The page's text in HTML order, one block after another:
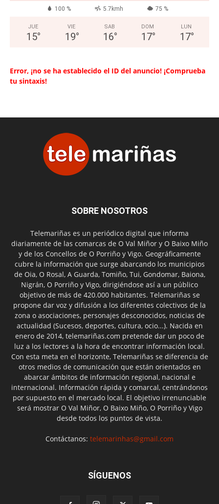
100 % 5.7kmh 75 %
JUE
15°
VIE
19°
SAB
16°
DOM
17°
LUN
17°
Error, ¡no se ha establecido el ID del anuncio! ¡Comprueba
tu sintaxis!
SOBRE NOSOTROS
Telemariñas es un periódico digital que informa
diariamente de las comarcas de O Val Miñor y O Baixo Miño
y de los Concellos de O Porriño y Vigo. Geográficamente
cubre la información que surge abarcando los municipios
de Oia, O Rosal, A Guarda, Tomiño, Tui, Gondomar, Baiona,
Nigrán, O Porriño y Vigo, dirigiéndose así a un público
objetivo de más de 420.000 habitantes. Telemariñas se
propone dar voz y difusión a los diferentes colectivos de la
zona o asociaciones, personajes desconocidos, noticias de
actualidad (Sucesos, deportes, cultura, ocio...). Nacida en
enero de 2014, telemariñas.com pretende dar un poco de
luz a los lectores a la hora de encontrar información local.
Con esta meta en el horizonte, Telemariñas se diferencia de
otros medios de comunicación que están orientados en
abarcar ámbitos de información regional, nacional e
internacional. Información rápida y comarcal, centrándonos
por supuesto en el mercado local. El objetivo irrenunciable
será mostrar O Val Miñor, O Baixo Miño, O Porriño y Vigo
desde todos los puntos de vista.
Contáctanos: telemarinhas@gmail.com
SÍGUENOS